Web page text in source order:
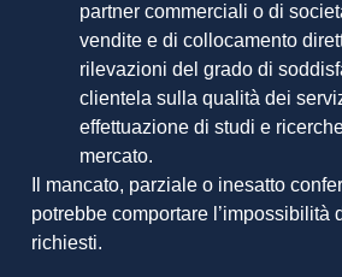
partner commerciali o di
vendite e di collocamento
rilevazioni del grado di
clientela sulla qualità dei
effettuazione di studi e
mercato.
Il mancato, parziale o inesatto
potrebbe comportare l’impossibilità
richiesti.